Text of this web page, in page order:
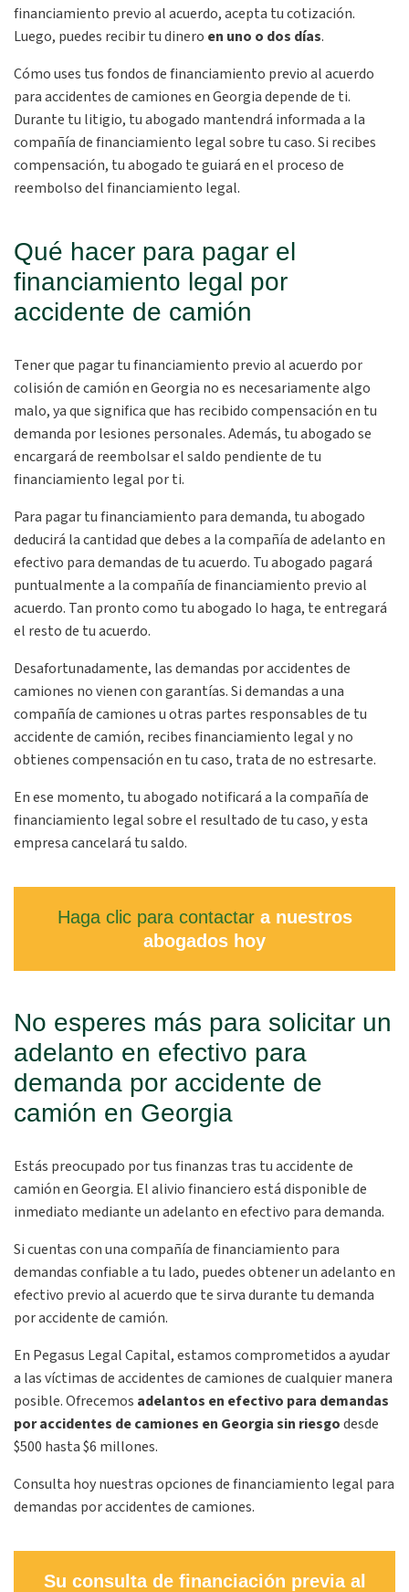
financiamiento previo al acuerdo, acepta tu cotización.
Luego, puedes recibir tu dinero en uno o dos días.
Cómo uses tus fondos de financiamiento previo al acuerdo
para accidentes de camiones en Georgia depende de ti.
Durante tu litigio, tu abogado mantendrá informada a la
compañía de financiamiento legal sobre tu caso. Si recibes
compensación, tu abogado te guiará en el proceso de
reembolso del financiamiento legal.
Qué hacer para pagar el
financiamiento legal por
accidente de camión
Tener que pagar tu financiamiento previo al acuerdo por
colisión de camión en Georgia no es necesariamente algo
malo, ya que significa que has recibido compensación en tu
demanda por lesiones personales. Además, tu abogado se
encargará de reembolsar el saldo pendiente de tu
financiamiento legal por ti.
Para pagar tu financiamiento para demanda, tu abogado
deducirá la cantidad que debes a la compañía de adelanto en
efectivo para demandas de tu acuerdo. Tu abogado pagará
puntualmente a la compañía de financiamiento previo al
acuerdo. Tan pronto como tu abogado lo haga, te entregará
el resto de tu acuerdo.
Desafortunadamente, las demandas por accidentes de
camiones no vienen con garantías. Si demandas a una
compañía de camiones u otras partes responsables de tu
accidente de camión, recibes financiamiento legal y no
obtienes compensación en tu caso, trata de no estresarte.
En ese momento, tu abogado notificará a la compañía de
financiamiento legal sobre el resultado de tu caso, y esta
empresa cancelará tu saldo.
Haga clic para contactara nuestros
abogados hoy
No esperes más para solicitar un
adelanto en efectivo para
demanda por accidente de
camión en Georgia
Estás preocupado por tus finanzas tras tu accidente de
camión en Georgia. El alivio financiero está disponible de
inmediato mediante un adelanto en efectivo para demanda.
Si cuentas con una compañía de financiamiento para
demandas confiable a tu lado, puedes obtener un adelanto en
efectivo previo al acuerdo que te sirva durante tu demanda
por accidente de camión.
En Pegasus Legal Capital, estamos comprometidos a ayudar
a las víctimas de accidentes de camiones de cualquier manera
posible. Ofrecemos adelantos en efectivo para demandas
por accidentes de camiones en Georgiasin riesgodesde
$500 hasta $6 millones.
Consulta hoy nuestras opciones de financiamiento legal para
demandas por accidentes de camiones.
Su consulta de financiación previa al